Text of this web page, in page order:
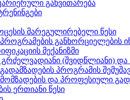
განვითარება
მარეგულირებელი წესი
განხორციელების
მექანიზმი
გრძელვადიანი (შვიდწლიანი)
პროგრამის
და პროფესიული
ერთიანი წესი